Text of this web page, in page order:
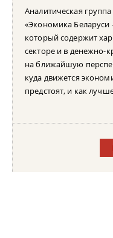
Аналитическая
«Экономика Беларуси
который содержит
секторе и в денежно-
на ближайшую
куда движется
предстоят, и как